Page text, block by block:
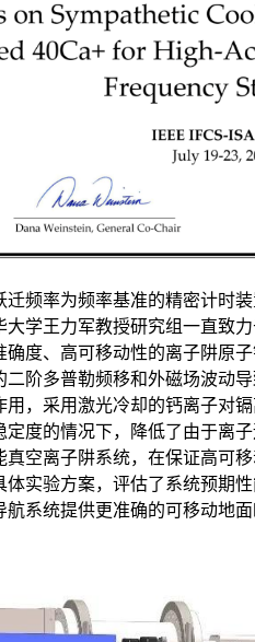
迁频率为频率基准的精密计时
大学王力军教授研究组一直致
度、高可移动性的离子阱原
阶多普勒频移和外磁场波动
，采用激光冷却的钙离子对
度的情况下，降低了由于离
空离子阱系统，在保证高可
体实验方案，评估了系统预期
系统提供更准确的可移动地